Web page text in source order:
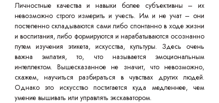
Личностные качества и навыки более субъективны – их
невозможно строго измерить и учесть. Им и не учат – они
постепенно складываются сами либо спонтанно в ходе жизни
и воспитания, либо формируются и нарабатываются осознанно
путем изучения этикета, искусства, культуры. Здесь очень
важна эмпатия, то, что называется эмоциональным
интеллектом. Вышесказанное не значит, что невозможно,
скажем, научиться разбираться в чувствах других людей.
Однако это искусство постигается куда медленнее, чем
умение вышивать или управлять экскаватором.